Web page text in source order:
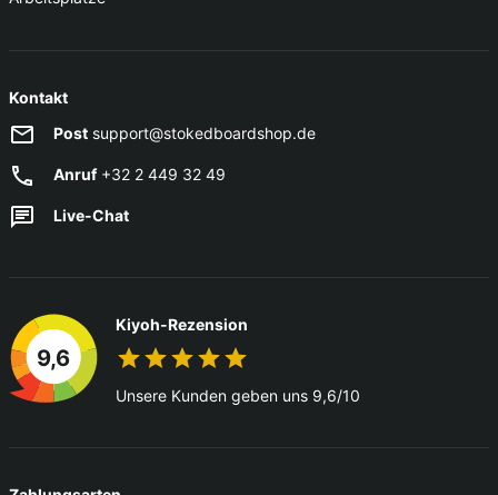
Kontakt
Post support@stokedboardshop.de
Anruf+32 2 449 32 49
Live-Chat
9,6
Kiyoh-Rezension
Unsere Kunden geben uns 9,6/10